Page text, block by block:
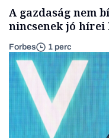
A gazdaság nem
nincsenek jó
Forbes 1 perc